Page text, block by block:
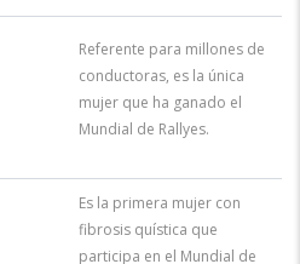
Referente para millones de
conductoras, es la única
mujer que ha ganado el
Mundial de Rallyes.
Es la primera mujer con
fibrosis quística que
participa en el Mundial de